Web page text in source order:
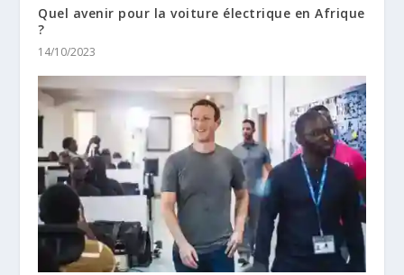
Quel avenir pour la voiture électrique en Afrique
?
14/10/2023